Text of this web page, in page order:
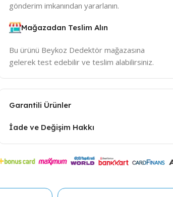
gönderim imkanından yararlanın.
Mağazadan Teslim Alın
Bu ürünü Beykoz Dedektör mağazasına
gelerek test edebilir ve teslim alabilirsiniz.
Garantili Ürünler
İade ve Değişim Hakkı